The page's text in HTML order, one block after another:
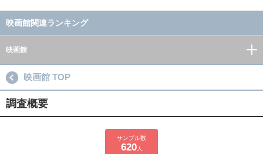
映画館関連ランキング
映画館
映画館 TOP
調査概要
サンプル数
620人